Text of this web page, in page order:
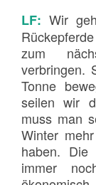
LF: Wir
zum
verbringen.
Tonne
seilen wir
muss man
Winter
haben. Die
immer